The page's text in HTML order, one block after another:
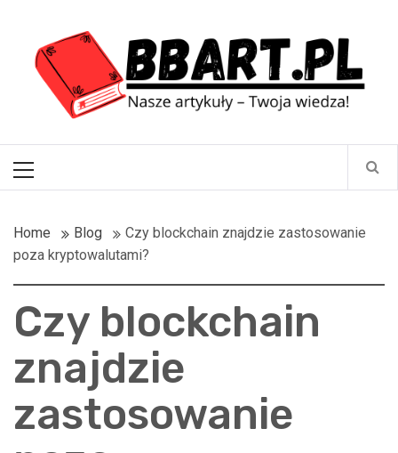
contentBBart.pl
Menu
Home Blog
Czy blockchain znajdzie zastosowanie
poza kryptowalutami?
Czy blockchain
znajdzie
zastosowanie